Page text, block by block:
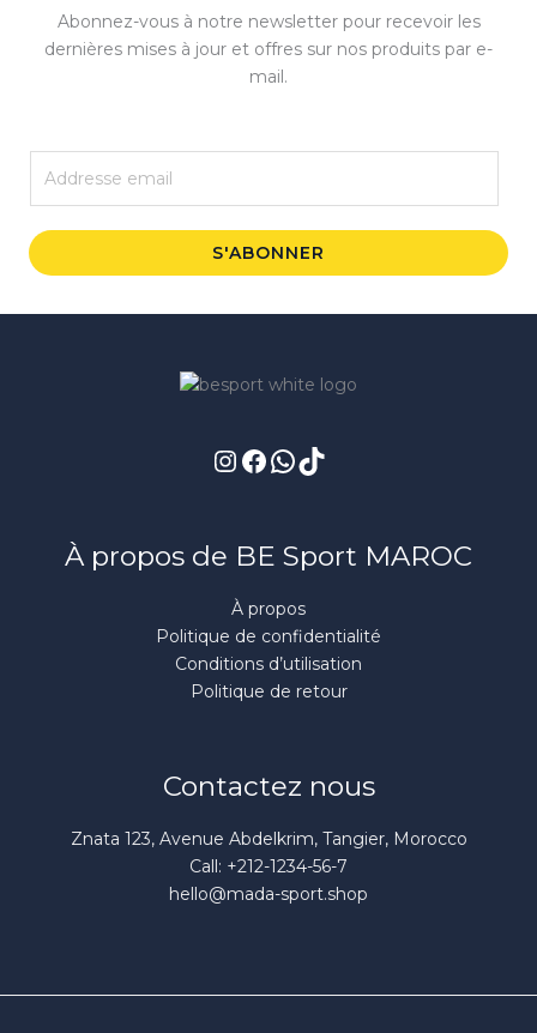
Abonnez-vous à notre newsletter pour recevoir les
dernières mises à jour et offres sur nos produits par e-
mail.
m
i
l
S'ABONNER
Instagram
Facebook
WhatsApp
TikTok
À propos de BE Sport MAROC
À propos
Politique de confidentialité
Conditions d’utilisation
Politique de retour
Contactez nous
Znata 123, Avenue Abdelkrim, Tangier, Morocco
Call: +212-1234-56-7
hello@mada-sport.shop